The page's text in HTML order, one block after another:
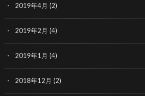
2019年4月 (2)
2019年2月 (4)
2019年1月 (4)
2018年12月 (2)